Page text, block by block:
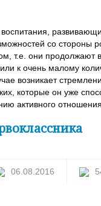
со стороны
т.е. они продолжают
к очень малому
возникает
которые он уже
активного
06.08.2016